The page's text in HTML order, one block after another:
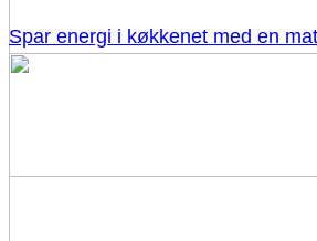
Spar energi i køkkenet med en